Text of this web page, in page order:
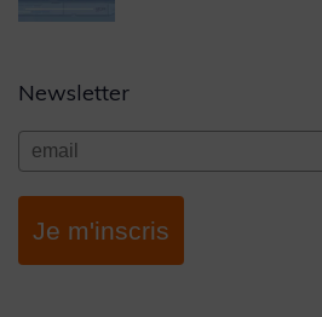
Newsletter
Je m'inscris